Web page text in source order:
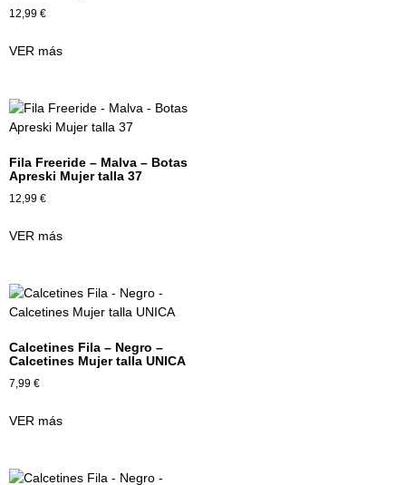
12,99 €
VER más
Fila Freeride – Malva – Botas
Apreski Mujer talla 37
12,99 €
VER más
Calcetines Fila – Negro –
Calcetines Mujer talla UNICA
7,99 €
VER más